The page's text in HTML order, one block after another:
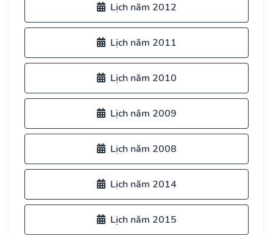
Lịch năm 2012
Lịch năm 2011
Lịch năm 2010
Lịch năm 2009
Lịch năm 2008
Lịch năm 2014
Lịch năm 2015